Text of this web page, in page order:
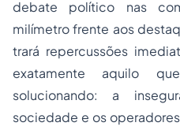
debate político nas
milímetro frente aos
trará repercussões
exatamente aquilo
solucionando: a
sociedade e os